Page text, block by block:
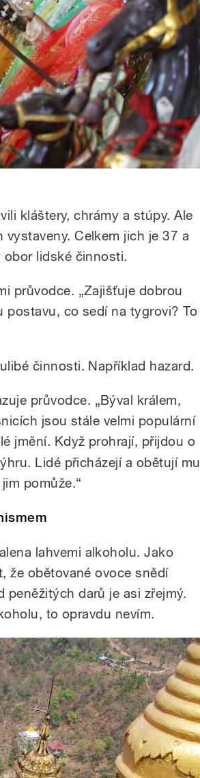
kláštery, chrámy a stúpy. Ale
Celkem jich je 37 a
lidské činnosti.
průvodce. „Zajišťuje dobrou
co sedí na tygrovi? To
činnosti. Například hazard.
průvodce. „Býval králem,
jsou stále velmi populární
jmění. Když prohrají, přijdou o
Lidé přicházejí a obětují mu
pomůže.“
lahvemi alkoholu. Jako
že obětované ovoce snědí
darů je asi zřejmý.
to opravdu nevím.